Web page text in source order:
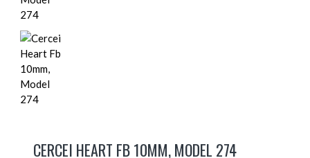
CERCEI HEART FB 10MM, MODEL 274